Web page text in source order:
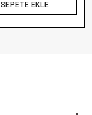
SEPETE EKLE